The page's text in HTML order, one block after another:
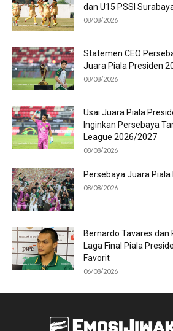
dan U15 PSSI
08/08/2026
Statemen CEO
Juara Piala Presiden
08/08/2026
Usai Juara Piala
Inginkan Persebaya
League 2026/2027
08/08/2026
Persebaya Juara Piala
08/08/2026
Bernardo Tavares dan
Laga Final Piala
Favorit
06/08/2026